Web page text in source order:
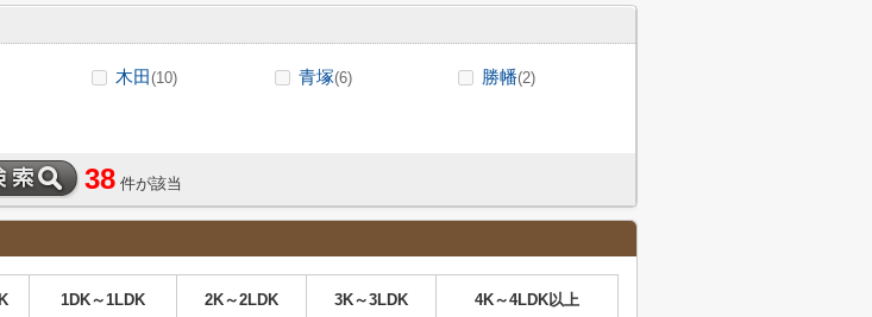
木田(10) 青塚(6) 勝幡(2)
38 件が該当
1DK～1LDK 2K～2LDK 3K～3LDK 4K～4LDK以上